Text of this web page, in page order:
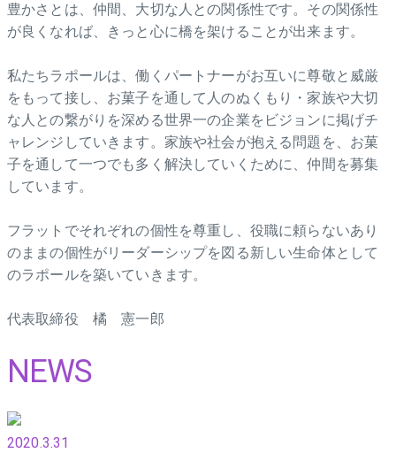
豊かさとは、仲間、大切な人との関係性です。その関係性
が良くなれば、きっと心に橋を架けることが出来ます。
私たちラポールは、働くパートナーがお互いに尊敬と威厳
をもって接し、お菓子を通して人のぬくもり・家族や大切
な人との繋がりを深める世界一の企業をビジョンに掲げチ
ャレンジしていきます。家族や社会が抱える問題を、お菓
子を通して一つでも多く解決していくために、仲間を募集
しています。
フラットでそれぞれの個性を尊重し、役職に頼らないあり
のままの個性がリーダーシップを図る新しい生命体として
のラポールを築いていきます。
代表取締役 橘 憲一郎
NEWS
2020.3.31